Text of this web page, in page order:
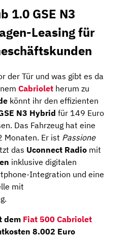
1.0 GSE N3
Leasing für
der Tür und was gibt es da
Cabriolet herum zu
könnt ihr den effizienten
N3 Hybrid für 149 Euro
Das Fahrzeug hat eine
Monaten. Er ist Passione
das Uconnect Radio mit
inklusive digitalen
Integration und eine
mit
dem Fiat 500 Cabriolet
8.002 Euro